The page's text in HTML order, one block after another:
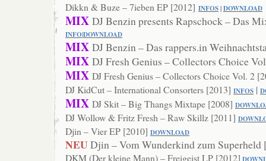
Dikkn & Buze – 7ieben EP [2012] INFOS|DOWNLOAD
MIX DJ Benzin presents Rapschock – Das
INFO|DOWNLOAD
MIX DJ Benzin – Das rappers.in
MIX DJ Fresh Genius – Collectors Choice
MIX DJ Fresh Genius – Collectors Choice Vol. 2
DJ KidCut – International Consorters [2013] INFOS |
MIX DJ Skit – Big Thangs Mixtape [2008]
DJ Wollow & Fritz Fresh – Raw Skillz [2011]
Djin – Vier EP [2010] DOWNLOAD
NEUDjin – Vom Wunderkind zum
DKM (Der kleine Mann) – Freigeist LP [2012]